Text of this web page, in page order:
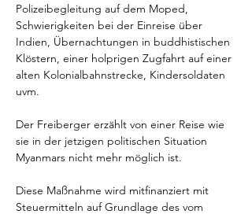
Polizeibegleitung auf dem Moped,
Schwierigkeiten bei der Einreise über
Indien, Übernachtungen in buddhistischen
Klöstern, einer holprigen Zugfahrt auf einer
alten Kolonialbahnstrecke, Kindersoldaten
uvm.
Der Freiberger erzählt von einer Reise wie
sie in der jetzigen politischen Situation
Myanmars nicht mehr möglich ist.
Diese Maßnahme wird mitfinanziert mit
Steuermitteln auf Grundlage des vom